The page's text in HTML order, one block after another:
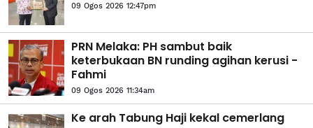
09 Ogos 2026 12:47pm
PRN Melaka: PH sambut baik
keterbukaan BN runding agihan kerusi -
Fahmi
09 Ogos 2026 11:34am
Ke arah Tabung Haji kekal cemerlang